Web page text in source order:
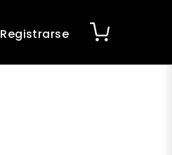
Registrarse